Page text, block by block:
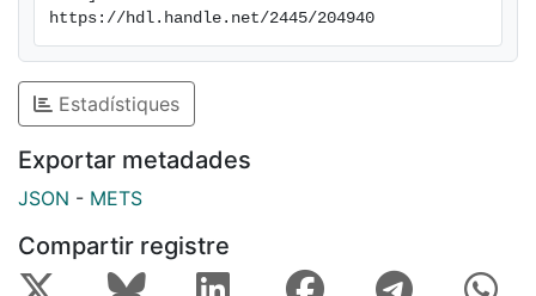
https://hdl.handle.net/2445/204940
Estadístiques
Exportar metadades
JSON - METS
Compartir registre